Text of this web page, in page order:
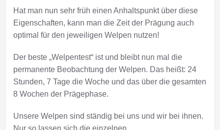
Hat man nun sehr früh einen Anhaltspunkt über diese
Eigenschaften, kann man die Zeit der Prägung auch
optimal für den jeweiligen Welpen nutzen!
Der beste „Welpentest“ ist und bleibt nun mal die
permanente Beobachtung der Welpen. Das heißt: 24
Stunden, 7 Tage die Woche und das über die gesamten
8 Wochen der Prägephase.
Unsere Welpen sind ständig bei uns und wir bei ihnen.